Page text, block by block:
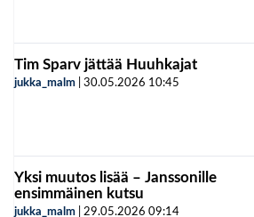
Tim Sparv jättää Huuhkajat
jukka_malm 30.05.2026 10:45
Yksi muutos lisää – Janssonille
ensimmäinen kutsu
jukka_malm 29.05.2026 09:14